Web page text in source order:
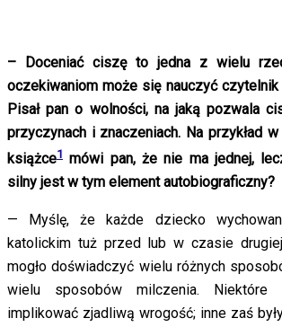
– Doceniać ciszę to jedna z wielu
oczekiwaniom może się nauczyć czytelnik
Pisał pan o wolności, na jaką pozwala
przyczynach i znaczeniach. Na przykład
książce1 mówi pan, że nie ma jednej,
silny jest w tym element autobiograficzny?
— Myślę, że każde dziecko
katolickim tuż przed lub w czasie
mogło doświadczyć wielu różnych
wielu sposobów milczenia. Niektóre
implikować zjadliwą wrogość; inne zaś